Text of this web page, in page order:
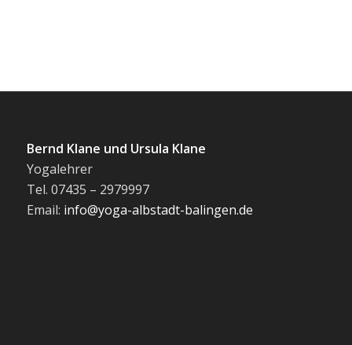
Bernd Klane und Ursula Klane
Yogalehrer
Tel. 07435 – 2979997
Email: info@yoga-albstadt-balingen.de